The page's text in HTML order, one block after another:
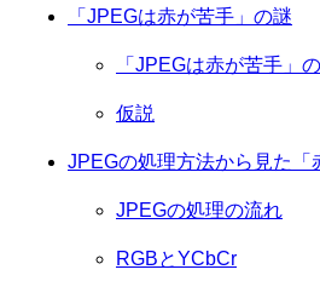
「JPEGは赤が苦手」の謎
「JPEGは赤が苦手」
仮説
JPEGの処理方法から見た「
JPEGの処理の流れ
RGBとYCbCr